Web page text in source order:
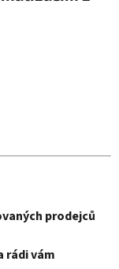
prodejců
rádi vám